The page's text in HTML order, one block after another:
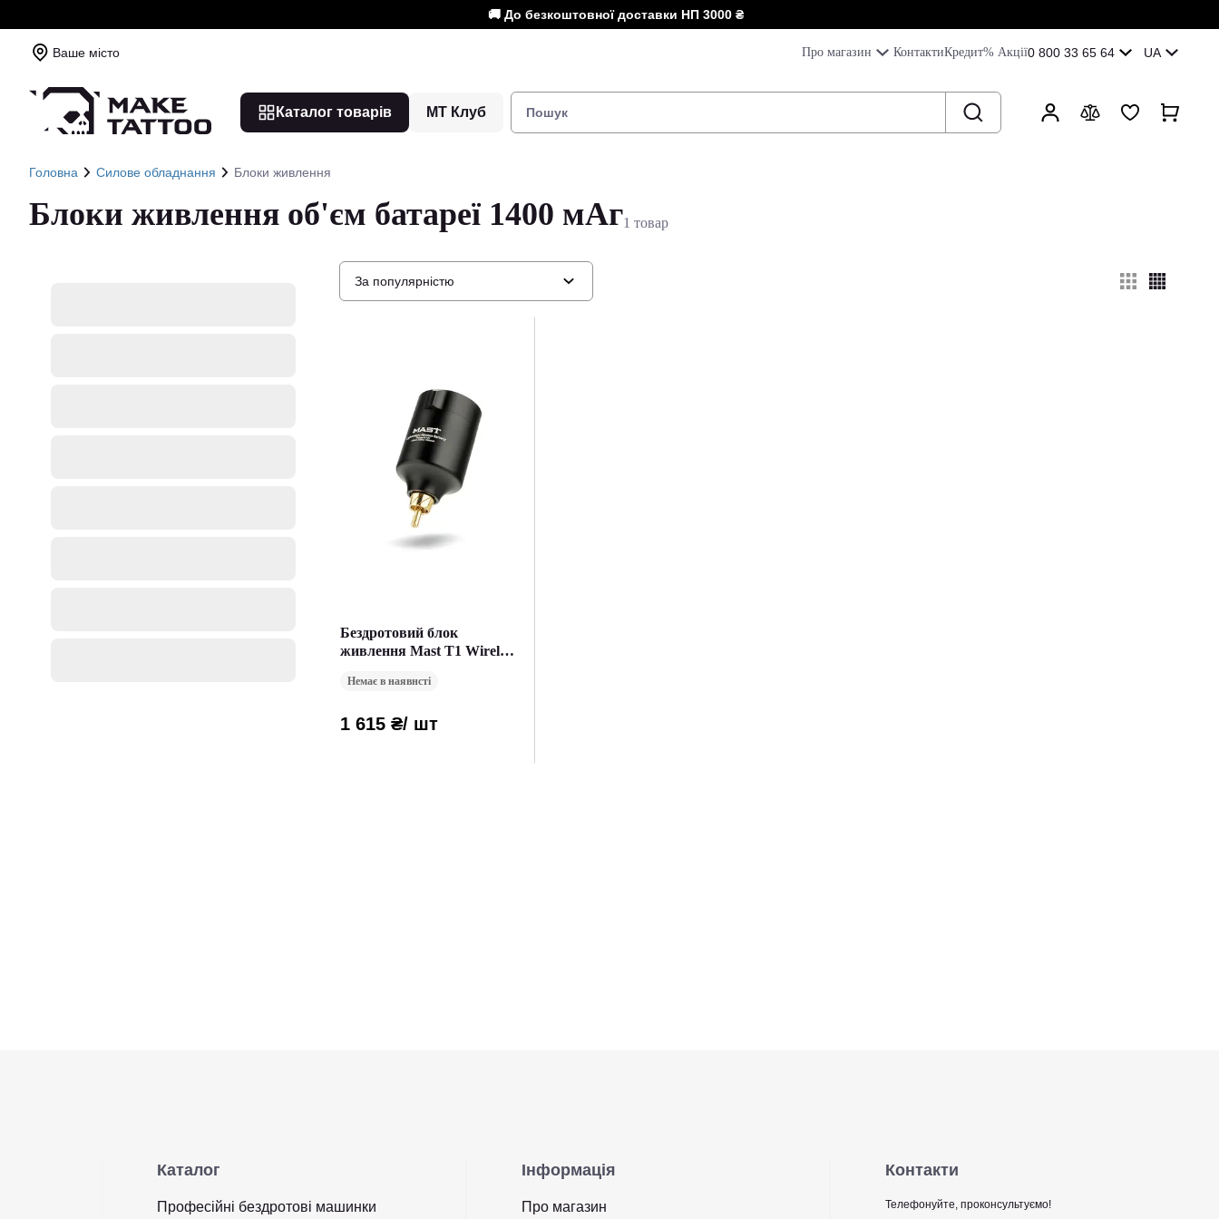
🚚 До безкоштовної доставки НП 3000 ₴
Ваше місто Про магазин КонтактиКредит% Акції0 800 33 65 64 UA
Каталог товарів МТ Клуб
Головна Силове обладнання Блоки живлення
Блоки живлення об'єм батареї 1400 мАг1 товар
За популярністю
Бездротовий блок
живлення Mast T1 Wireless
Немає в наявнсті
1 615 ₴/ шт
Каталог
Професійні бездротові машинки
Інформація
Про магазин
Контакти
Телефонуйте, проконсультуємо!